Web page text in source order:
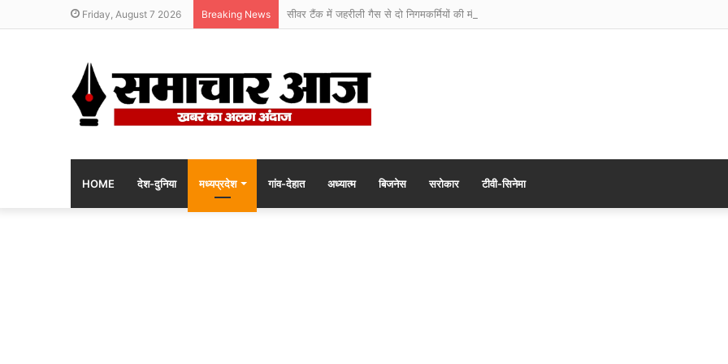
Friday, August 7 2026 Breaking News सीवर टैंक में जहरीली गैस से दो निगमकर्मियों की मौत
HOME देश-दुनिया मध्यप्रदेश गांव-देहात अध्यात्म बिजनेस सरोकार टीवी-सिनेमा